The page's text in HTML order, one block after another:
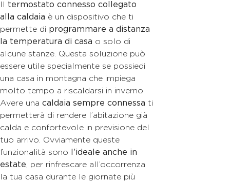
Il termostato connesso collegato
alla caldaia è un dispositivo che ti
permette di programmare a distanza
la temperatura di casa o solo di
alcune stanze. Questa soluzione può
essere utile specialmente se possiedi
una casa in montagna che impiega
molto tempo a riscaldarsi in inverno.
Avere una caldaia sempre connessa ti
permetterà di rendere l’abitazione già
calda e confortevole in previsione del
tuo arrivo. Ovviamente queste
funzionalità sono l’ideale anche in
estate, per rinfrescare all’occorrenza
la tua casa durante le giornate più